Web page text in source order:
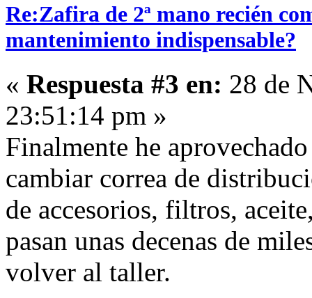
Re:Zafira de 2ª mano recién
mantenimiento indispensable?
« Respuesta #3 en: 28 de
23:51:14 pm »
Finalmente he
cambiar correa de
de accesorios, filtros,
pasan unas decenas de
volver al taller.